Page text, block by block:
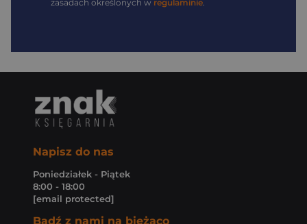
zasadach określonych w regulaminie.
Napisz do nas
Poniedziałek - Piątek
8:00 - 18:00
[email protected]
Bądź z nami na bieżąco